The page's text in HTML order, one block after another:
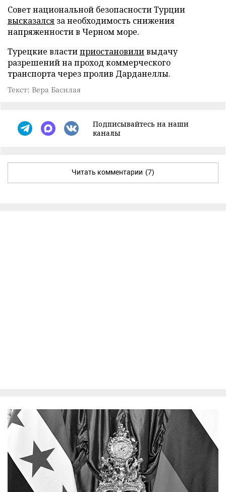
Совет национальной безопасности Турции
высказался за необходимость снижения
напряженности в Черном море.
Турецкие властиприостановиливыдачу
разрешений на проход коммерческого
транспорта через пролив Дарданеллы.
Текст: Вера Басилая
Подписывайтесь на наши
каналы
Читать комментарии (7)